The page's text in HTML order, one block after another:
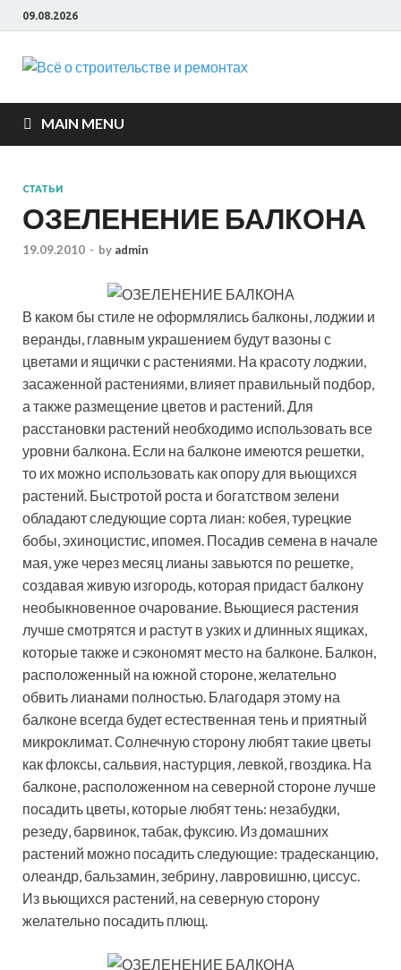
09.08.2026
Всё о
MAIN MENU
СТАТЬИ
ОЗЕЛЕНЕНИЕ БАЛКОНА
19.09.2010 - by admin
В каком бы стиле не оформлялись балконы, лоджии и
веранды, главным украшением будут вазоны с
цветами и ящички с растениями. На красоту лоджии,
засаженной растениями, влияет правильный подбор,
а также размещение цветов и растений. Для
расстановки растений необходимо использовать все
уровни балкона. Если на балконе имеются решетки,
то их можно использовать как опору для вьющихся
растений. Быстротой роста и богатством зелени
обладают следующие сорта лиан: кобея, турецкие
бобы, эхиноцистис, ипомея. Посадив семена в начале
мая, уже через месяц лианы завьются по решетке,
создавая живую изгородь, которая придаст балкону
необыкновенное очарование. Вьющиеся растения
лучше смотрятся и растут в узких и длинных ящиках,
которые также и сэкономят место на балконе. Балкон,
расположенный на южной стороне, желательно
обвить лианами полностью. Благодаря этому на
балконе всегда будет естественная тень и приятный
микроклимат. Солнечную сторону любят такие цветы
как флоксы, сальвия, настурция, левкой, гвоздика. На
балконе, расположенном на северной стороне лучше
посадить цветы, которые любят тень: незабудки,
резеду, барвинок, табак, фуксию. Из домашних
растений можно посадить следующие: традесканцию,
олеандр, бальзамин, зебрину, лавровишню, циссус.
Из вьющихся растений, на северную сторону
желательно посадить плющ.